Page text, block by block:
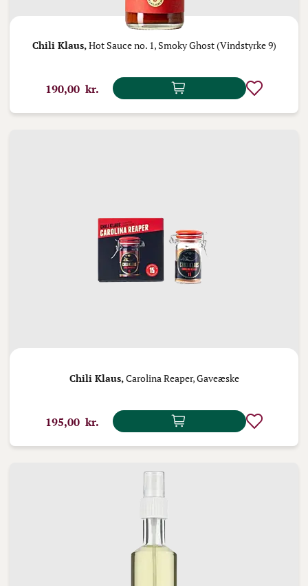
Chili Klaus,Hot Sauce no. 1, Smoky Ghost (Vindstyrke 9)
190,00 kr.
Chili Klaus, Carolina Reaper, Gaveæske
195,00 kr.